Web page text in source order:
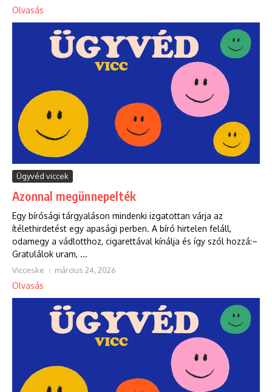
Olvasás
Ügyvéd viccek
Azonnal megünnepelték
Egy bírósági tárgyaláson mindenki izgatottan várja az
ítélethirdetést egy apasági perben. A bíró hirtelen feláll,
odamegy a vádlotthoz, cigarettával kínálja és így szól hozzá:–
Gratulálok uram, ...
Vicceske március 24, 2026
Olvasás